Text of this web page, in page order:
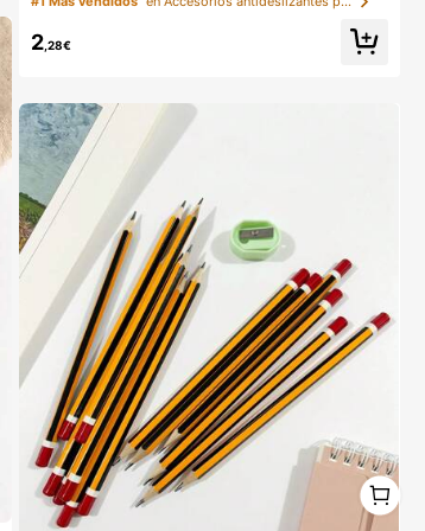
e tirantes finos y vestidos de novia, efecto de elevaci
ón, sujetador invisible transpirable para el verano
2,28€
1
1